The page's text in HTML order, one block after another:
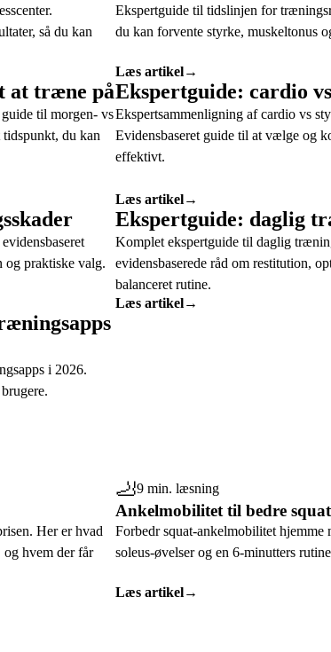
så du kan
Ekspertguide til tidslinjen for
du kan forvente styrke, muskeltonus
Læs artikel→
at træne på
til morgen- vs
du kan
Ekspertguide: cardio
Ekspertsammenligning af cardio vs
Evidensbaseret guide til at vælge og
effektivt.
Læs artikel→
og praktiske valg.
Ekspertguide: daglig
Komplet ekspertguide til daglig
evidensbaserede råd om restitution,
balanceret rutine.
Læs artikel→
i 2026.
Her er hvad
og hvem der får
🦶9 min. læsning
Ankelmobilitet til bedre
Forbedr squat-ankelmobilitet
soleus-øvelser og en 6-minutters
Læs artikel→